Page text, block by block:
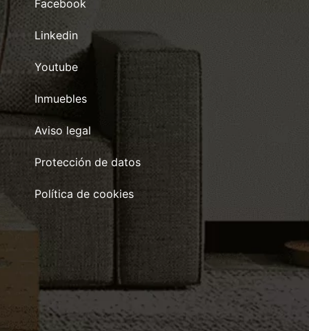
Facebook
Linkedin
Youtube
Inmuebles
Aviso legal
Protección de datos
Política de cookies